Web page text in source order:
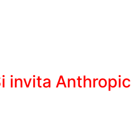
invita Anthropic